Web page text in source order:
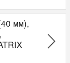
мм),